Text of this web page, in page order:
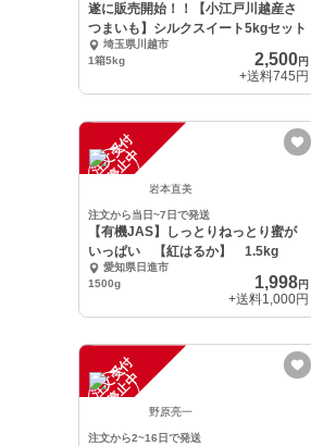
遂に販売開始！！【小江戸川越産さ
つまいも】シルクスイート5kgセット
埼玉県川越市
1箱5kg
2,500円
+送料745円
注
文
受
付
停
止
中
岩本直美
注文から当日~7日で発送
【有機JAS】しっとりねっとり蜜が
いっぱい 【紅はるか】 1.5kg
愛知県日進市
1500g
1,998円
+送料1,000円
注
文
受
付
停
止
中
野原亮一
注文から2~16日で発送